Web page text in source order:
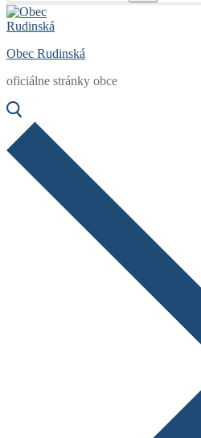
Obec Rudinská
oficiálne stránky obce